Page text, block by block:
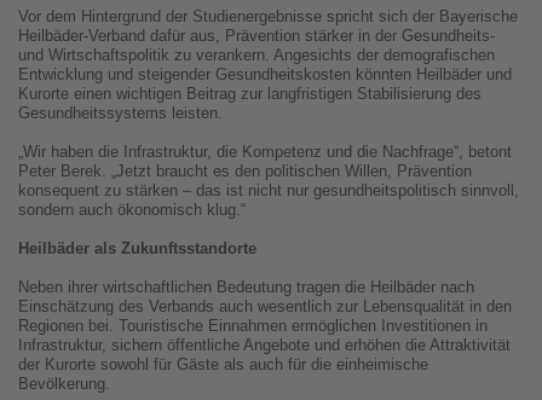
Vor dem Hintergrund der Studienergebnisse spricht sich der Bayerische
Heilbäder-Verband dafür aus, Prävention stärker in der Gesundheits-
und Wirtschaftspolitik zu verankern. Angesichts der demografischen
Entwicklung und steigender Gesundheitskosten könnten Heilbäder und
Kurorte einen wichtigen Beitrag zur langfristigen Stabilisierung des
Gesundheitssystems leisten.
„Wir haben die Infrastruktur, die Kompetenz und die Nachfrage“, betont
Peter Berek. „Jetzt braucht es den politischen Willen, Prävention
konsequent zu stärken – das ist nicht nur gesundheitspolitisch sinnvoll,
sondern auch ökonomisch klug.“
Heilbäder als Zukunftsstandorte
Neben ihrer wirtschaftlichen Bedeutung tragen die Heilbäder nach
Einschätzung des Verbands auch wesentlich zur Lebensqualität in den
Regionen bei. Touristische Einnahmen ermöglichen Investitionen in
Infrastruktur, sichern öffentliche Angebote und erhöhen die Attraktivität
der Kurorte sowohl für Gäste als auch für die einheimische
Bevölkerung.